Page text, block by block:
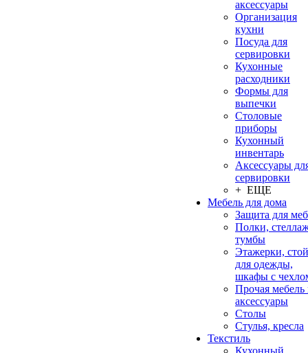
аксессуары
Организация
кухни
Посуда для
сервировки
Кухонные
расходники
Формы для
выпечки
Столовые
приборы
Кухонный
инвентарь
Аксессуары
сервировки
+ ЕЩЕ
Мебель для дома
Защита для
Полки,
тумбы
Этажерки,
для одежды,
шкафы с
Прочая мебель
аксессуары
Столы
Стулья, кресла
Текстиль
Кухонный